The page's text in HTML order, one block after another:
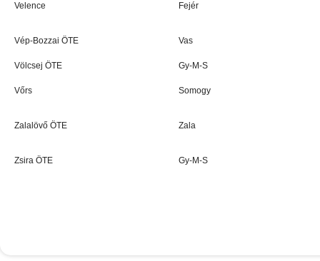
Velence Fejér
Vép-Bozzai ÖTE Vas
Völcsej ÖTE Gy-M-S
Vőrs Somogy
Zalalövő ÖTE Zala
Zsira ÖTE Gy-M-S